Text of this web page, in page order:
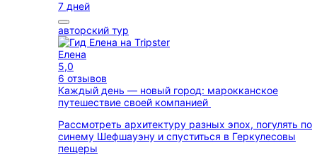
7 дней
авторский тур
Елена
5,0
6 отзывов
Каждый день — новый город: марокканское
путешествие своей компанией
Рассмотреть архитектуру разных эпох, погулять по
синему Шефшауэну и спуститься в Геркулесовы
пещеры